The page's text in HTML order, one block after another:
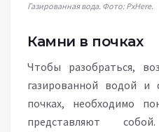
Газированная вода. Фото: PxHere.
Камни в почках
Чтобы разобраться,
газированной водой и
почках, необходимо
представляют